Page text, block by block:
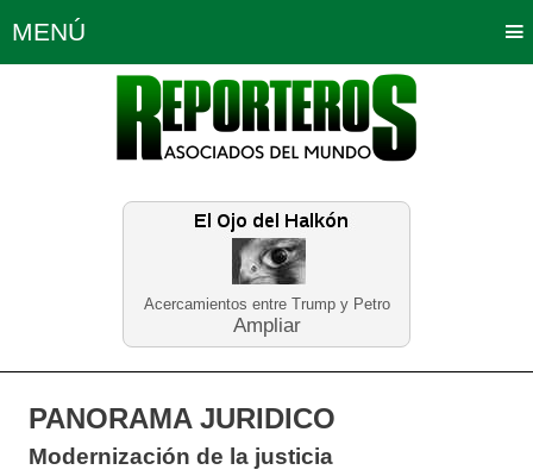
Acercamientos entre Trump y Petro
Ampliar
MENÚ
Política Opinión Bogotá
Planeta Tierra Deportes
Educación Neira
PANORAMA JURIDICO
Modernización de la justicia